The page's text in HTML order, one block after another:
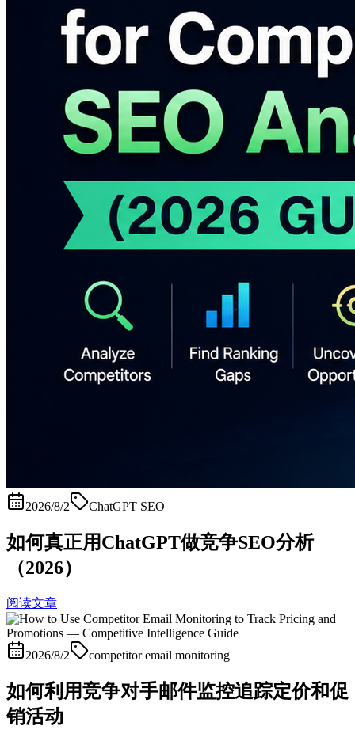
2026/8/2 ChatGPT SEO
如何真正用ChatGPT做竞争SEO分析
（2026）
阅读文章
2026/8/2 competitor email monitoring
如何利用竞争对手邮件监控追踪定价和促
销活动